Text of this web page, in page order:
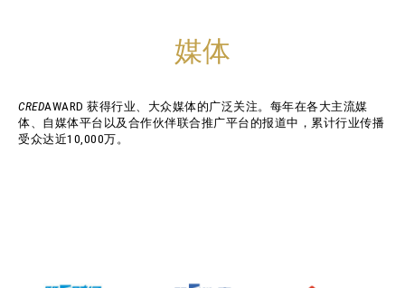
媒体
CREDAWARD 获得行业、大众媒体的广泛关注。每年在各大主流媒
体、自媒体平台以及合作伙伴联合推广平台的报道中，累计行业传播
受众达近10,000万。